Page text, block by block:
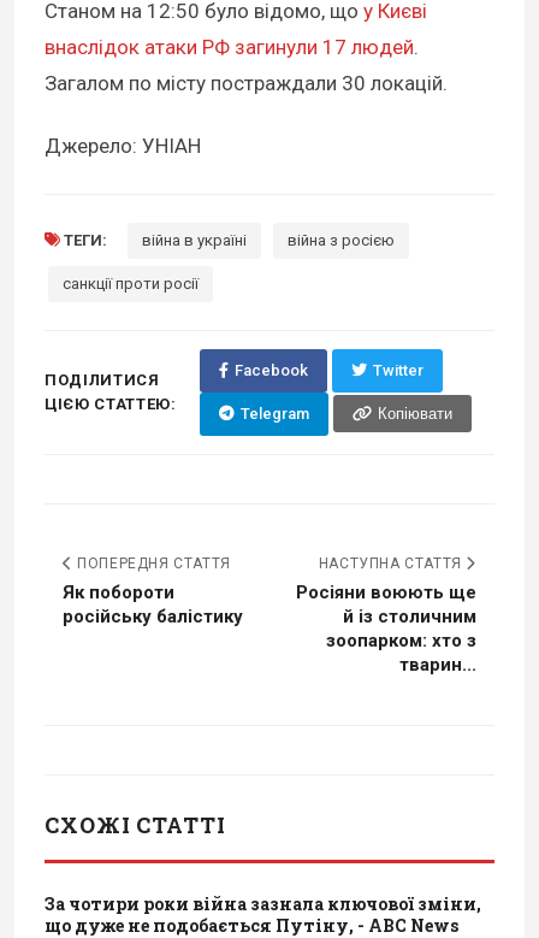
Станом на 12:50 було відомо, що у Києві
внаслідок атаки РФ загинули 17 людей.
Загалом по місту постраждали 30 локацій.
Джерело: УНІАН
ТЕГИ: війна в україні війна з росією
санкції проти росії
ПОДІЛИТИСЯ
ЦІЄЮ СТАТТЕЮ:
Facebook Twitter
Telegram Копіювати
ПОПЕРЕДНЯ СТАТТЯ
Як побороти
російську балістику
НАСТУПНА СТАТТЯ
Росіяни воюють ще
й із столичним
зоопарком: хто з
тварин...
СХОЖІ СТАТТІ
За чотири роки війна зазнала ключової зміни,
що дуже не подобається Путіну, - ABC News